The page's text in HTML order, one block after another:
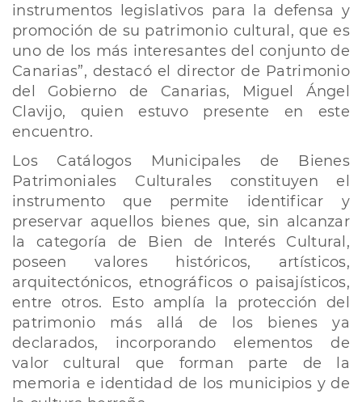
instrumentos legislativos para la defensa y
promoción de su patrimonio cultural, que es
uno de los más interesantes del conjunto de
Canarias”, destacó el director de Patrimonio
del Gobierno de Canarias, Miguel Ángel
Clavijo, quien estuvo presente en este
encuentro.
Los Catálogos Municipales de Bienes
Patrimoniales Culturales constituyen el
instrumento que permite identificar y
preservar aquellos bienes que, sin alcanzar
la categoría de Bien de Interés Cultural,
poseen valores históricos, artísticos,
arquitectónicos, etnográficos o paisajísticos,
entre otros. Esto amplía la protección del
patrimonio más allá de los bienes ya
declarados, incorporando elementos de
valor cultural que forman parte de la
memoria e identidad de los municipios y de